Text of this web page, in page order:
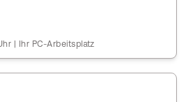
| Ihr PC-Arbeitsplatz